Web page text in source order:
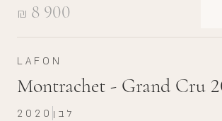
₪ 8 900
LAFON
Montrachet - Grand Cru
2020 לבן